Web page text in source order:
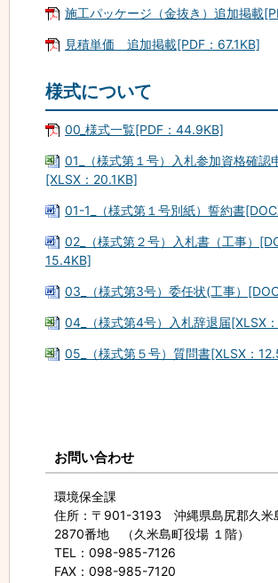
施工パッケージ（金抜き）追加掲載
見積単価 追加掲載[PDF：67.1KB]
様式について
00_様式一覧[PDF：44.9KB]
01_（様式第１号）入札参加資格確認
[XLSX：20.1KB]
01-1_（様式第１号別紙）誓約書
02_（様式第２号）入札書（工事）
15.4KB]
03_（様式第3号）委任状(工事）
04_（様式第4号）入札辞退届[XLSX
05_（様式第５号）質問書[XLSX：
お問い合わせ
環境保全課
住所 ：〒901-3193 沖縄県島尻郡久米
2870番地 （久米島町役場 １階）
TEL
：098-985-7126
FAX ：098-985-7120